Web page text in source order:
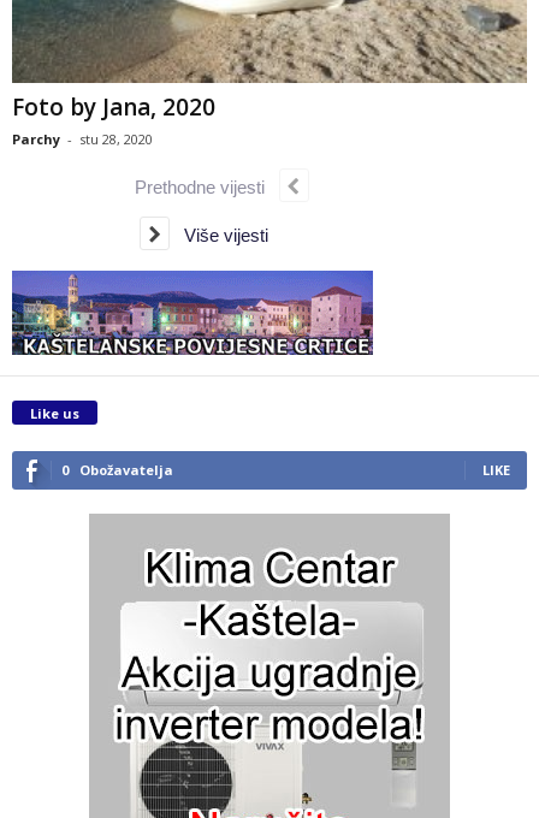
Foto by Jana, 2020
Parchy - stu 28, 2020
Prethodne vijesti
Više vijesti
Like us
0 Obožavatelja LIKE